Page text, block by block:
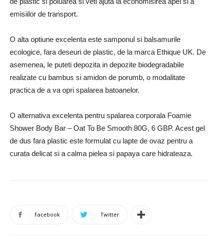
emisiilor de transport.
O alta optiune excelenta este samponul si balsamurile
ecologice, fara deseuri de plastic, de la marca Ethique UK. De
asemenea, le puteti depozita in depozite biodegradabile
realizate cu bambus si amidon de porumb, o modalitate
practica de a va opri spalarea batoanelor.
O alternativa excelenta pentru spalarea corporala Foamie
Shower Body Bar – Oat To Be Smooth 80G, 6 GBP. Acest gel
de dus fara plastic este formulat cu lapte de ovaz pentru a
curata delicat si a calma pielea si papaya care hidrateaza.
Facebook Twitter